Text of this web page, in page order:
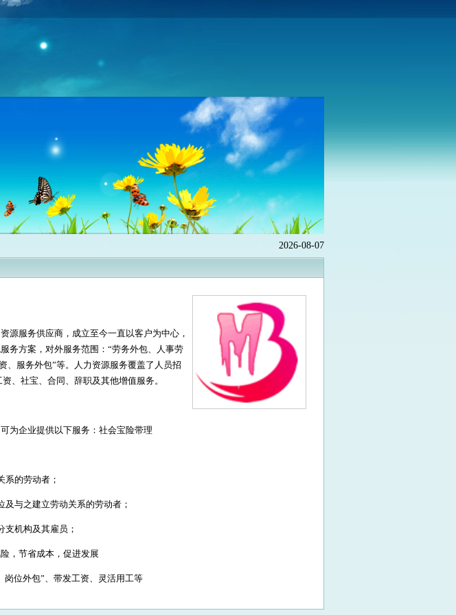
2026-08-07
源服务供应商，成立至今一直以客户为中心，
务方案，对外服务范围：“劳务外包、人事劳
、服务外包”等。人力资源服务覆盖了人员招
、社宝、合同、辞职及其他增值服务。
为企业提供以下服务：社会宝险带理
系的劳动者；
与之建立劳动关系的劳动者；
机构及其雇员；
，节省成本，促进发展
位外包”、带发工资、灵活用工等